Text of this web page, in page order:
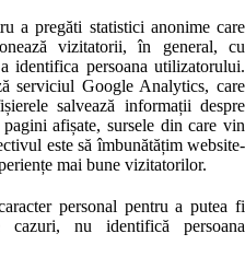
a pregăti statistici anonime care
vizitatorii, în general, cu
identifica persoana utilizatorului.
serviciul Google Analytics, care
salvează informații despre
afișate, sursele din care vin
este să îmbunătățim website-
mai bune vizitatorilor.
personal pentru a putea fi
nu identifică persoana